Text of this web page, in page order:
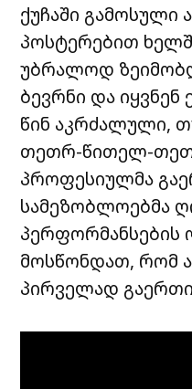
ქუჩაში გამოსული
პოსტერებით
უბრალოდ
ბევრნი და
წინ აკრძალული,
თეთრ-წითელ-
პროფესიულმა
სამეზობლოებმა
პერფორმანსების
მოსწონდათ, რომ
პირველად